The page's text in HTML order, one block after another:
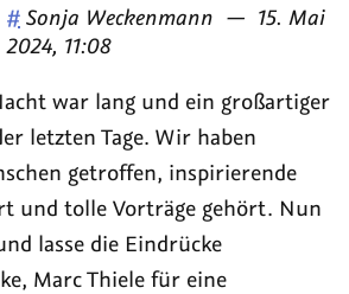
war lang und ein großartiger
letzten Tage. Wir haben
getroffen, inspirierende
und tolle Vorträge gehört. Nun
lasse die Eindrücke
Marc Thiele für eine
# Veröffentlicht
von
Sonja Weckenmann — am
15. Mai
2024, 11:08